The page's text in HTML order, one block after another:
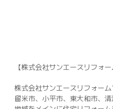
【株式会社サンエースリフォ
株式会社サンエースリフォー
留米市、小平市、東大和市、